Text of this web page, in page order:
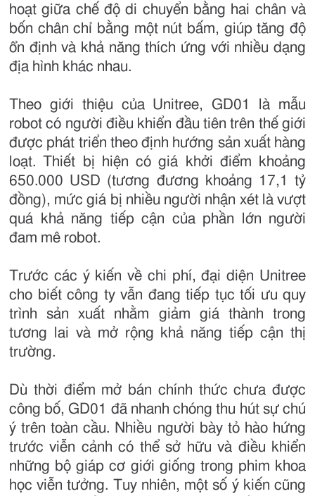
hoạt giữa chế độ di chuyển bằng hai chân và
bốn chân chỉ bằng một nút bấm, giúp tăng độ
ổn định và khả năng thích ứng với nhiều dạng
địa hình khác nhau.
Theo giới thiệu của Unitree, GD01 là mẫu
robot có người điều khiển đầu tiên trên thế giới
được phát triển theo định hướng sản xuất hàng
loạt. Thiết bị hiện có giá khởi điểm khoảng
650.000 USD (tương đương khoảng 17,1 tỷ
đồng), mức giá bị nhiều người nhận xét là vượt
quá khả năng tiếp cận của phần lớn người
đam mê robot.
Trước các ý kiến về chi phí, đại diện Unitree
cho biết công ty vẫn đang tiếp tục tối ưu quy
trình sản xuất nhằm giảm giá thành trong
tương lai và mở rộng khả năng tiếp cận thị
trường.
Dù thời điểm mở bán chính thức chưa được
công bố, GD01 đã nhanh chóng thu hút sự chú
ý trên toàn cầu. Nhiều người bày tỏ hào hứng
trước viễn cảnh có thể sở hữu và điều khiển
những bộ giáp cơ giới giống trong phim khoa
học viễn tưởng. Tuy nhiên, một số ý kiến cũng